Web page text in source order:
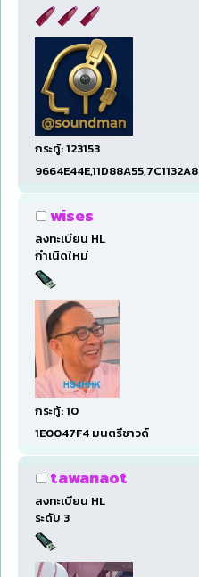
กระทู้: 123153
9664E44E,11D88A55,7C1132A8
wises
ลงทะเบียน HL
กำเนิดใหม่
กระทู้: 10
1E0047F4 มนตรีซาวด์
tawanaot
ลงทะเบียน HL
ระดับ 3